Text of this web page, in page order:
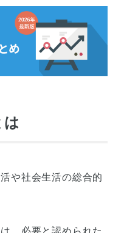
の支援体制の
ニーズに対す
用の質の向上
ーズに応じ
の充実及び療
いてのデータ
は
や社会生活の総合的